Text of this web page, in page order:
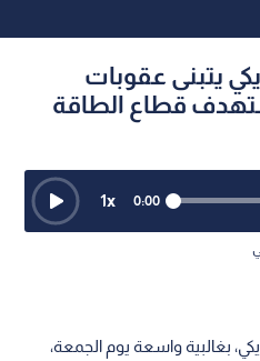
يتبنى عقوبات
قطاع الطاقة
0:00
1x
بغالبية واسعة يوم الجمعة،